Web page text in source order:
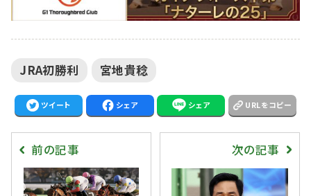
JRA初勝利 宮地貴稔
ツイート シェア シェア URLをコピー
前の記事 次の記事